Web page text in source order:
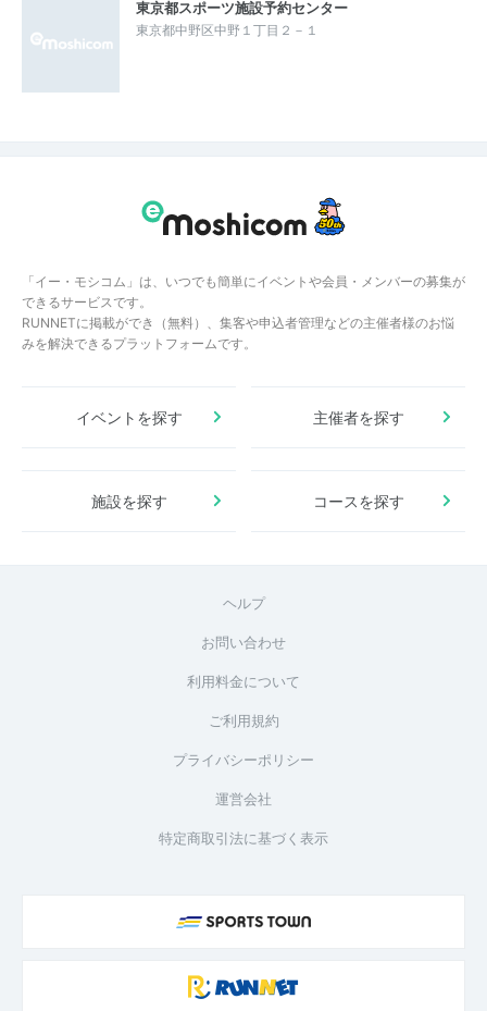
東京都スポーツ施設予約センター
東京都中野区中野１丁目２－１
「イー・モシコム」は、いつでも簡単にイベントや会員・メンバーの募集が
できるサービスです。
RUNNETに掲載ができ（無料）、集客や申込者管理などの主催者様のお悩
みを解決できるプラットフォームです。
イベントを探す 主催者を探す
施設を探す コースを探す
ヘルプ
お問い合わせ
利用料金について
ご利用規約
プライバシーポリシー
運営会社
特定商取引法に基づく表示